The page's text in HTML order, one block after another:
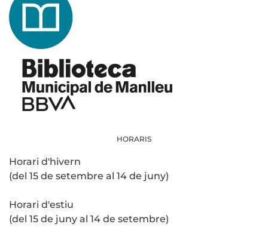
HORARIS
Horari d'hivern
(del 15 de setembre al 14 de juny)
Horari d'estiu
(del 15 de juny al 14 de setembre)